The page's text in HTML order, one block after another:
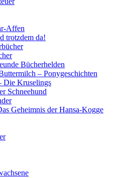
Affen
trotzdem da!
Bücherhelden
– Ponygeschichten
Die Kruselings
Schneehund
Geheimnis der Hansa-Kogge